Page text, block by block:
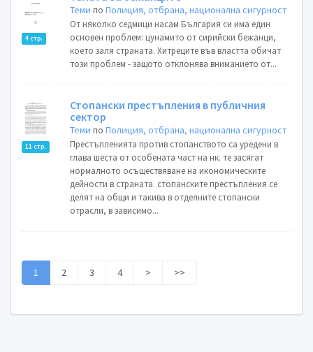
4 стр.
Теми поПолиция, отбрана, национална сигурност
От няколко седмици насам България си има един
основен проблем: цунамито от сирийски бежанци,
което заля страната. Хитреците във властта обичат
този проблем - защото отклонява вниманието от...
11 стр.
Стопански престъпления в публичния
сектор
Теми поПолиция, отбрана, национална сигурност
Престъпленията против стопанството са уредени в
глава шеста от особената част на нк. те засягат
нормалното осъществяване на икономическите
дейности в страната. стопанските престъпления се
делят на общи и такива в отделните стопански
отрасли, в зависимо...
1 2 3 4 > >>